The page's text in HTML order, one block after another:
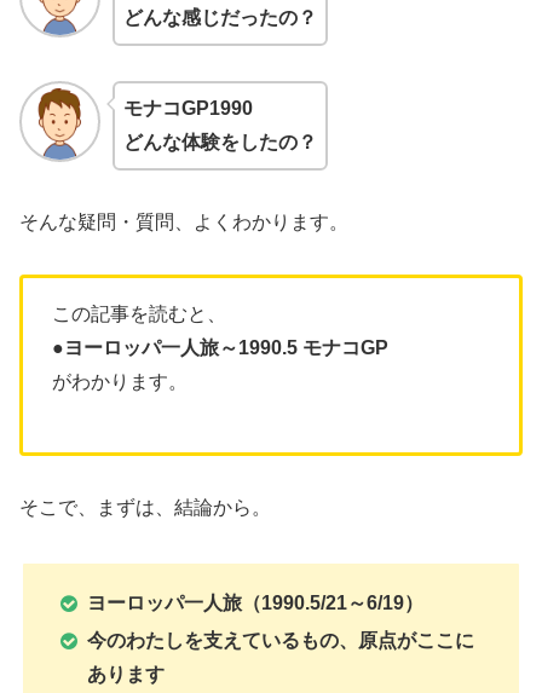
どんな感じだったの？
モナコGP1990
どんな体験をしたの？
そんな疑問・質問、よくわかります。
この記事を読むと、
●ヨーロッパ一人旅～1990.5 モナコGP
がわかります。
そこで、まずは、結論から。
ヨーロッパ一人旅（1990.5/21～6/19）
今のわたしを支えているもの、原点がここに
あります